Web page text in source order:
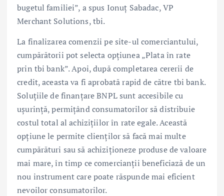
bugetul familiei”, a spus Ionuț Sabadac, VP
Merchant Solutions, tbi.
La finalizarea comenzii pe site-ul comerciantului,
cumpărătorii pot selecta opțiunea „Plata în rate
prin tbi bank”. Apoi, după completarea cererii de
credit, aceasta va fi aprobată rapid de către tbi bank.
Soluțiile de finanțare BNPL sunt accesibile cu
ușurință, permițând consumatorilor să distribuie
costul total al achizițiilor în rate egale. Această
opțiune le permite clienților să facă mai multe
cumpărături sau să achiziționeze produse de valoare
mai mare, în timp ce comercianții beneficiază de un
nou instrument care poate răspunde mai eficient
nevoilor consumatorilor.